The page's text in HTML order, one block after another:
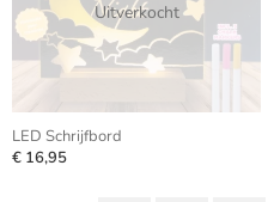
Uitverkocht
LED Schrijfbord
€ 16,95